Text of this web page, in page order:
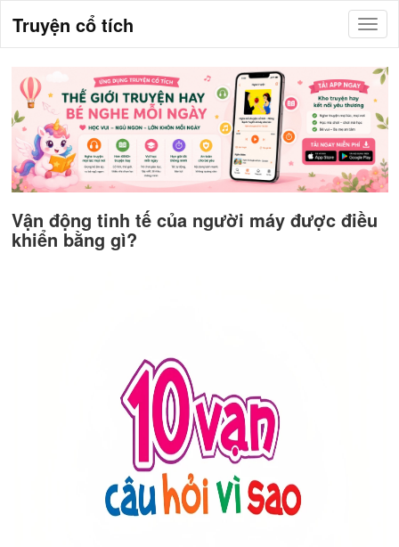
Truyện cổ tích
Vận động tinh tế của người máy được điều
khiển bằng gì?